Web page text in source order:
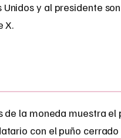
y al presidente
X.
de la moneda muestra el
con el puño